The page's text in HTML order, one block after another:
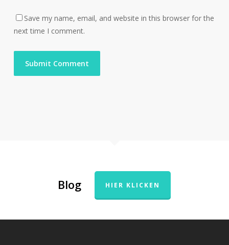
Save my name, email, and website in this browser for the
next time I comment.
Blog HIER KLICKEN